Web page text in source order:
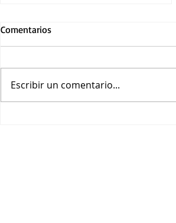
Comentarios
Escribir un comentario...